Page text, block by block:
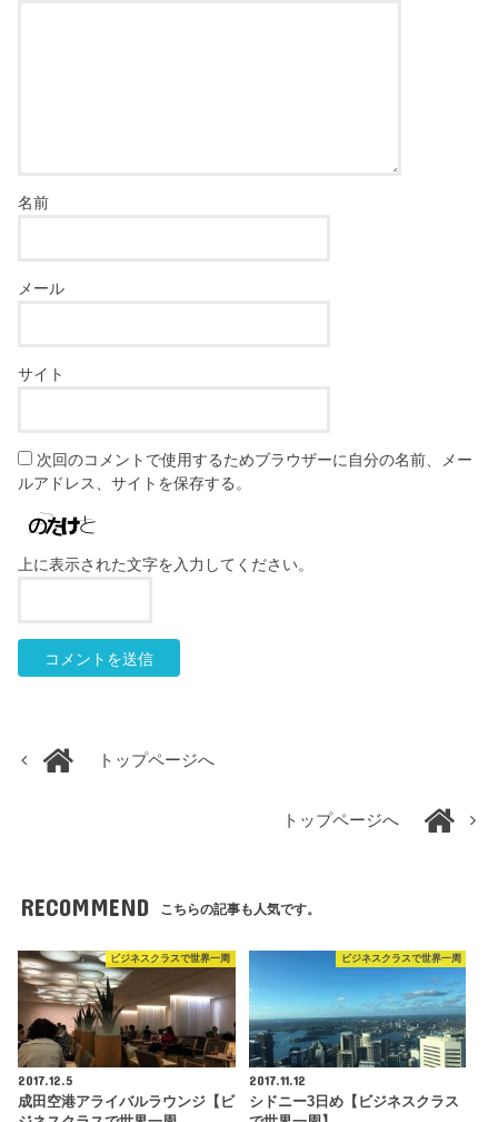
名前
メール
サイト
次回のコメントで使用するためブラウザーに自分の名前、メー
ルアドレス、サイトを保存する。
上に表示された文字を入力してください。
トップページへ
トップページへ
RECOMMEND こちらの記事も人気です。
ビジネスクラスで世界一周
2017.12.5
成田空港アライバルラウンジ【ビ
ビジネスクラスで世界一周
2017.11.12
シドニー3日め【ビジネスクラス